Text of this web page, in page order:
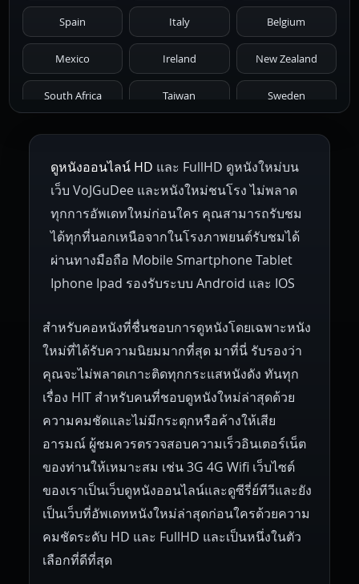
1971 1970 1969 1968 1967
1966 1965 1964 1963 1962
1959 1955
1945 1942 1941 1940 1939
1938 1937 1930 1928 1916
Spain Italy Belgium
Mexico Ireland New Zealand
South Africa Taiwan Sweden
Netherlands Russia Poland
Hungary Denmark Bulgaria
Czech Republic Brazil Turkey
ดูหนังออนไลน์ HD และ FullHD ดูหนังใหม่บน
เว็บ VoJGuDee และหนังใหม่ชนโรง ไม่พลาด
ทุกการอัพเดทใหม่ก่อนใคร คุณสามารถรับชม
ได้ทุกที่นอกเหนือจากในโรงภาพยนต์รับชมได้
ผ่านทางมือถือ Mobile Smartphone Tablet
Iphone Ipad รองรับระบบ Android และ IOS
สำหรับคอหนังที่ชื่นชอบการดูหนังโดยเฉพาะหนัง
ใหม่ที่ได้รับความนิยมมากที่สุด มาที่นี่ รับรองว่า
คุณจะไม่พลาดเกาะติดทุกกระแสหนังดัง ทันทุก
เรื่อง HIT สำหรับคนที่ชอบดูหนังใหม่ล่าสุดด้วย
ความคมชัดและไม่มีกระตุกหรือค้างให้เสีย
อารมณ์ ผู้ชมควรตรวจสอบความเร็วอินเตอร์เน็ต
ของท่านให้เหมาะสม เช่น 3G 4G Wifi เว็บไซต์
ของเราเป็นเว็บดูหนังออนไลน์และดูซีรี่ย์ทีวีและยัง
เป็นเว็บที่อัพเดทหนังใหม่ล่าสุดก่อนใครด้วยความ
คมชัดระดับ HD และ FullHD และเป็นหนึ่งในตัว
เลือกที่ดีที่สุด